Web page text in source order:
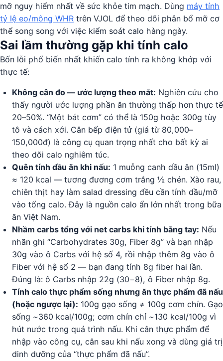
mỡ nguy hiểm nhất về sức khỏe tim mạch. Dùng máy tính
tỷ lệ eo/mông WHR trên VJOL để theo dõi phân bổ mỡ cơ
thể song song với việc kiểm soát calo hàng ngày.
Sai lầm thường gặp khi tính calo
Bốn lỗi phổ biến nhất khiến calo tính ra không khớp với
thực tế:
Không cân đo — ước lượng theo mắt: Nghiên cứu cho
thấy người ước lượng phần ăn thường thấp hơn thực tế
20–50%. “Một bát cơm” có thể là 150g hoặc 300g tùy
tô và cách xới. Cân bếp điện tử (giá từ 80,000–
150,000đ) là công cụ quan trọng nhất cho bất kỳ ai
theo dõi calo nghiêm túc.
Quên tính dầu ăn khi nấu: 1 muỗng canh dầu ăn (15ml)
≈ 120 kcal — tương đương cơm trắng ½ chén. Xào rau,
chiên thịt hay làm salad dressing đều cần tính dầu/mỡ
vào tổng calo. Đây là nguồn calo ẩn lớn nhất trong bữa
ăn Việt Nam.
Nhầm carbs tổng với net carbs khi tính bằng tay: Nếu
nhãn ghi “Carbohydrates 30g, Fiber 8g” và bạn nhập
30g vào ô Carbs với hệ số 4, rồi nhập thêm 8g vào ô
Fiber với hệ số 2 — bạn đang tính 8g fiber hai lần.
Đúng là: ô Carbs nhập 22g (30−8), ô Fiber nhập 8g.
Tính calo thực phẩm sống nhưng ăn thực phẩm đã nấu
(hoặc ngược lại): 100g gạo sống ≠ 100g cơm chín. Gạo
sống ~360 kcal/100g; cơm chín chỉ ~130 kcal/100g vì
hút nước trong quá trình nấu. Khi cân thực phẩm để
nhập vào công cụ, cân sau khi nấu xong và dùng giá trị
dinh dưỡng của “thực phẩm đã nấu”.